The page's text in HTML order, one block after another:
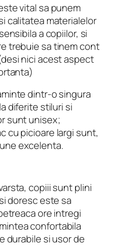
vital sa punem
calitatea materialelor
a copiilor, si
trebuie sa tinem cont
nici acest aspect
dintr-o singura
diferite stiluri si
sunt unisex;
cu picioare largi sunt,
excelenta.
copiii sunt plini
doresc este sa
ore intregi
confortabila
durabile si usor de